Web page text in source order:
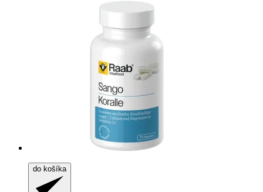
do košíka